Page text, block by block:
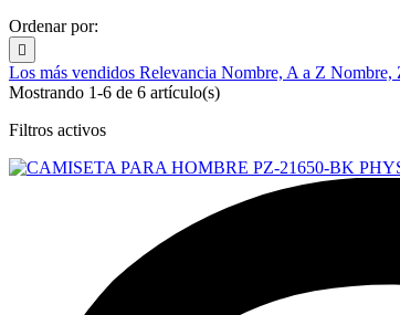
Ordenar por:

Los más vendidos Relevancia Nombre, A a Z Nombre,
Mostrando 1-6 de 6 artículo(s)
Filtros activos